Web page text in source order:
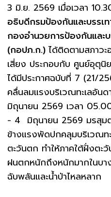
3 มิ.ย. 2569 เมื่อเวลา
อธิบดีกรมป้องกันและบรรเ
กองอำนวยการป้องกันและ
(กอปภ.ก.) ได้ติดตามสภาว
เสี่ยง ประกอบกับ ศูนย์อุตุนิ
ได้มีประกาศฉบับที่ 7 (21/
คลื่นลมแรงบริเวณทะเลอัน
มิถุนายน 2569 เวลา
- 4 มิถุนายน 2569 มรสุม
ข้างแรงพัดปกคลุมบริเวณท
ตะวันตก ทำให้ภาคใต้ฝั่งตะ
ฝนตกหนักถึงหนักมากในบา
ฉับพลันและน้ำป่าไหลหลาก